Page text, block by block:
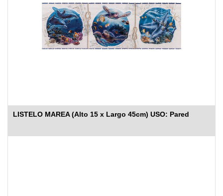
LISTELO MAREA (Alto 15 x Largo 45cm) USO: Pared